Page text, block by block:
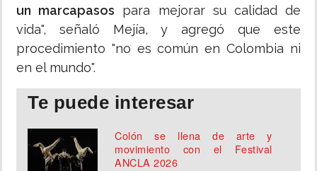
un marcapasos para mejorar su calidad de
vida", señaló Mejía, y agregó que este
procedimiento "no es común en Colombia ni
en el mundo".
Te puede interesar
Colón se llena de arte y
movimiento con el Festival
ANCLA 2026